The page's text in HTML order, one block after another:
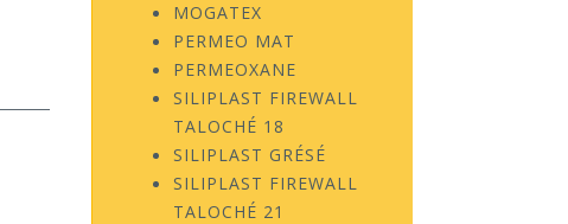
MOGATEX
PERMEO MAT
PERMEOXANE
SILIPLAST FIREWALL
TALOCHÉ 18
SILIPLAST GRÉSÉ
SILIPLAST FIREWALL
TALOCHÉ 21